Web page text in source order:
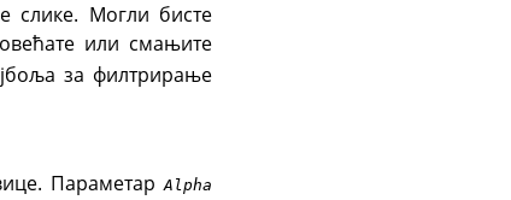
слике. Могли бисте
или смањите
за филтрирање
ПараметарAlpha